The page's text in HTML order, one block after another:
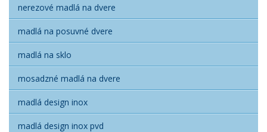
nerezové madlá na dvere
madlá na posuvné dvere
madlá na sklo
mosadzné madlá na dvere
madlá design inox
madlá design inox pvd